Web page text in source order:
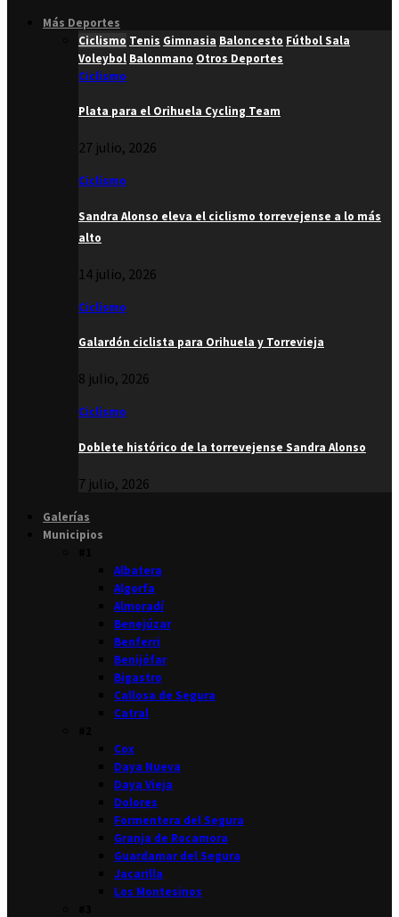
Más Deportes
Ciclismo Tenis Gimnasia Baloncesto Fútbol Sala
Voleybol Balonmano Otros Deportes
Ciclismo
Plata para el Orihuela Cycling Team
27 julio, 2026
Ciclismo
Sandra Alonso eleva el ciclismo torrevejense a lo más
alto
14 julio, 2026
Ciclismo
Galardón ciclista para Orihuela y Torrevieja
8 julio, 2026
Ciclismo
Doblete histórico de la torrevejense Sandra Alonso
7 julio, 2026
Galerías
Municipios
Albatera
Algorfa
Almoradí
Benejúzar
Benferri
Benijófar
Bigastro
Callosa de Segura
Catral
Cox
Daya Nueva
Daya Vieja
Dolores
Formentera del Segura
Granja de Rocamora
Guardamar del Segura
Jacarilla
Los Montesinos